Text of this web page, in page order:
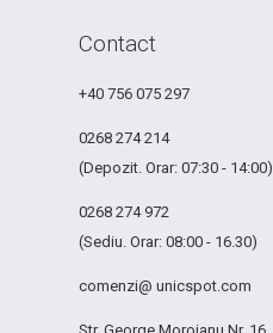
Contact
+40 756 075 297
0268 274 214
(Depozit. Orar: 07:30 - 14:00)
0268 274 972
(Sediu. Orar: 08:00 - 16.30)
comenzi@ unicspot.com